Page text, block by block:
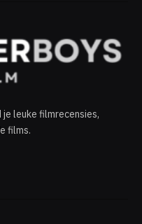
leuke filmrecensies,
films.